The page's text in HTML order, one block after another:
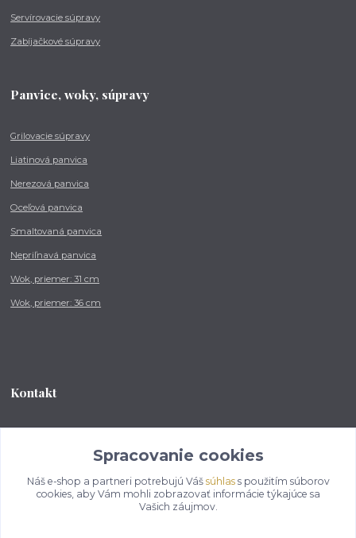
Servírovacie súpravy
Zabíjačkové súpravy
Panvice, woky, súpravy
Grilovacie súpravy
Liatinová panvica
Nerezová panvica
Oceľová panvica
Smaltovaná panvica
Nepriľnavá panvica
Wok, priemer: 31 cm
Wok, priemer: 36 cm
Kontakt
od 8:00 - do 16:00 hod
info@kotlikovesupravy.sk
Spracovanie cookies
Náš e-shop a partneri potrebujú Váš súhlass použitím súborov
cookies, aby Vám mohli zobrazovať informácie týkajúce sa
Vašich záujmov.